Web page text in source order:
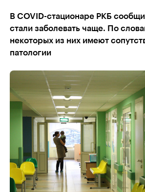
В COVID-стационаре РКБ
стали заболевать чаще. По
некоторых из них имеют
патологии